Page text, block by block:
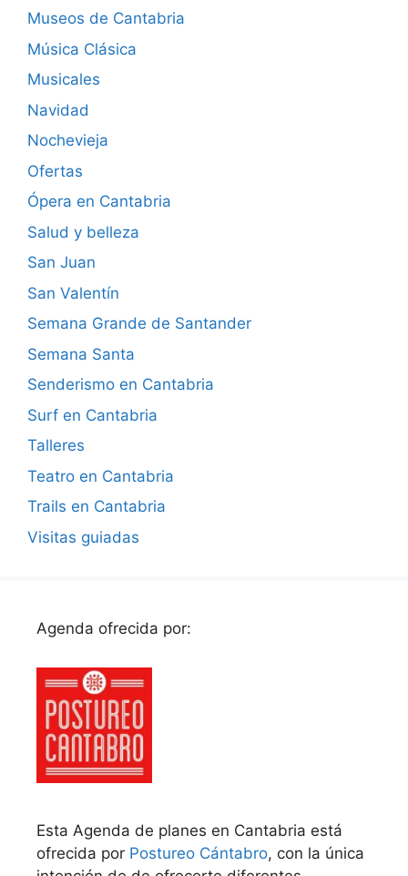
Museos de Cantabria
Música Clásica
Musicales
Navidad
Nochevieja
Ofertas
Ópera en Cantabria
Salud y belleza
San Juan
San Valentín
Semana Grande de Santander
Semana Santa
Senderismo en Cantabria
Surf en Cantabria
Talleres
Teatro en Cantabria
Trails en Cantabria
Visitas guiadas
Agenda ofrecida por:
Esta Agenda de planes en Cantabria está
ofrecida por Postureo Cántabro, con la única